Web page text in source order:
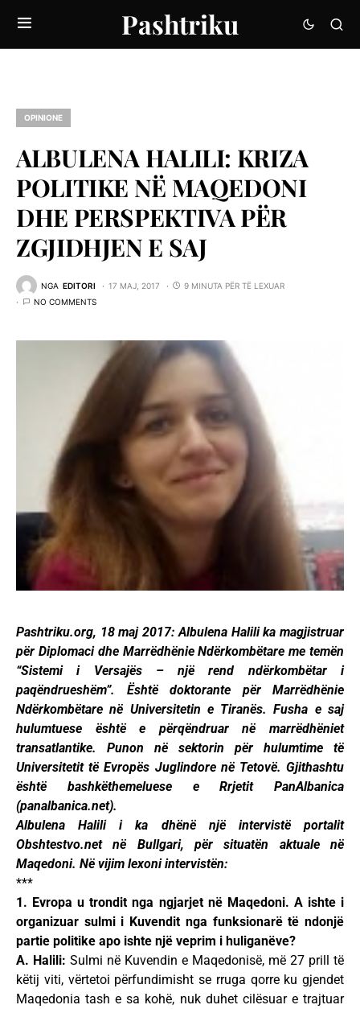
Pashtriku
OPINIONE
ALBULENA HALILI: KRIZA
POLITIKE NË MAQEDONI
DHE PERSPEKTIVA PËR
ZGJIDHJEN E SAJ
NGA EDITORI 17 MAJ, 2017
9 MINUTA PËR TË LEXUAR
NO COMMENTS
Pashtriku.org, 18 maj 2017: Albulena Halili ka magjistruar
për Diplomaci dhe Marrëdhënie Ndërkombëtare me temën
“Sistemi i Versajës – një rend ndërkombëtar i
paqëndrueshëm”. Është doktorante për Marrëdhënie
Ndërkombëtare në Universitetin e Tiranës. Fusha e saj
hulumtuese është e përqëndruar në marrëdhëniet
transatlantike. Punon në sektorin për hulumtime të
Universitetit të Evropës Juglindore në Tetovë. Gjithashtu
është bashkëthemeluese e Rrjetit PanAlbanica
(panalbanica.net).
Albulena Halili i ka dhënë një intervistë portalit
Obshtestvo.net në Bullgari, për situatën aktuale në
Maqedoni. Në vijim lexoni intervistën:
***
1. Evropa u trondit nga ngjarjet në Maqedoni. A ishte i
organizuar sulmi i Kuvendit nga funksionarë të ndonjë
partie politike apo ishte një veprim i huliganëve?
A. Halili: Sulmi në Kuvendin e Maqedonisë, më 27 prill të
këtij viti, vërtetoi përfundimisht se rruga qorre ku gjendet
Maqedonia tash e sa kohë, nuk duhet cilësuar e trajtuar